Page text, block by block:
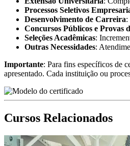
Processos Seletivos
Desenvolvimento de Carreira:
Concursos Públicos e Provas
Seleções Acadêmicas:
Outras Necessidades:
Importante: Para fins específicos de
apresentado. Cada instituição ou
Cursos Relacionados